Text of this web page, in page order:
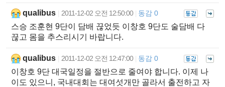
qualibus 2011-12-02 오전 12:50:00 동감 0
스승 조훈현 9단이 담배 끊었듯 이창호 9단도 술담배 다
끊고 몸을 추스리시기 바랍니다.
qualibus 2011-12-02 오전 12:47:00 동감 0
이창호 9단 대국일정을 절반으로 줄여야 합니다. 이제 나
이도 있으니, 국내대회는 대여섯개만 골라서 출전하고 자